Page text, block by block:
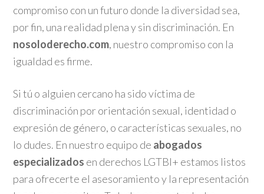
compromiso con un futuro donde la diversidad sea,
por fin, una realidad plena y sin discriminación. En
nosoloderecho.com, nuestro compromiso con la
igualdad es firme.
Si tú o alguien cercano ha sido víctima de
discriminación por orientación sexual, identidad o
expresión de género, o características sexuales, no
lo dudes. En nuestro equipo de abogados
especializados en derechos LGTBI+ estamos listos
para ofrecerte el asesoramiento y la representación